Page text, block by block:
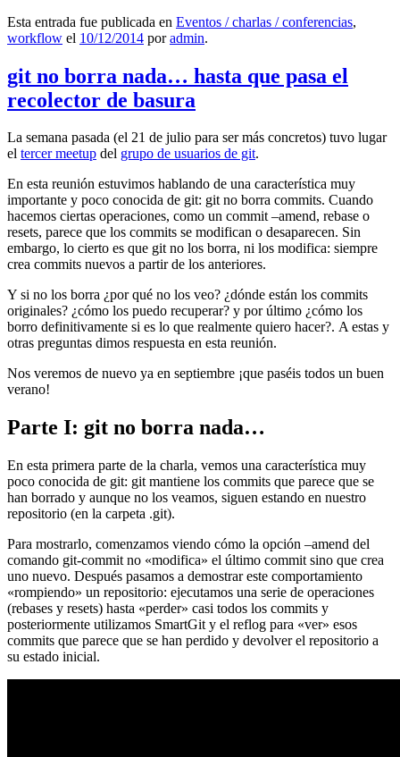
Esta entrada fue publicada en Eventos / charlas / conferencias,
workflow el 10/12/2014 poradmin.
git no borra nada… hasta que pasa el
recolector de basura
La semana pasada (el 21 de julio para ser más concretos) tuvo lugar
el tercer meetup del grupo de usuarios de git.
En esta reunión estuvimos hablando de una característica muy
importante y poco conocida de git: git no borra commits. Cuando
hacemos ciertas operaciones, como un commit –amend, rebase o
resets, parece que los commits se modifican o desaparecen. Sin
embargo, lo cierto es que git no los borra, ni los modifica: siempre
crea commits nuevos a partir de los anteriores.
Y si no los borra ¿por qué no los veo? ¿dónde están los commits
originales? ¿cómo los puedo recuperar? y por último ¿cómo los
borro definitivamente si es lo que realmente quiero hacer?. A estas y
otras preguntas dimos respuesta en esta reunión.
Nos veremos de nuevo ya en septiembre ¡que paséis todos un buen
verano!
Parte I: git no borra nada…
En esta primera parte de la charla, vemos una característica muy
poco conocida de git: git mantiene los commits que parece que se
han borrado y aunque no los veamos, siguen estando en nuestro
repositorio (en la carpeta .git).
Para mostrarlo, comenzamos viendo cómo la opción –amend del
comando git-commit no «modifica» el último commit sino que crea
uno nuevo. Después pasamos a demostrar este comportamiento
«rompiendo» un repositorio: ejecutamos una serie de operaciones
(rebases y resets) hasta «perder» casi todos los commits y
posteriormente utilizamos SmartGit y el reflog para «ver» esos
commits que parece que se han perdido y devolver el repositorio a
su estado inicial.